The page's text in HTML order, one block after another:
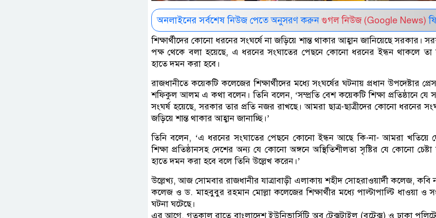
অনলাইনের সর্বশেষ নিউজ পেতে অনুসরণ করুন গুগল নিউজ (Google News)
শিক্ষার্থীদের কোনো ধরনের সংঘর্ষে না জড়িয়ে শান্ত থাকার আহ্বান জানিয়েছে সরকার।
পক্ষ থেকে বলা হয়েছে, এ ধরনের সংঘাতের পেছনে কোনো ধরনের ইন্ধন থাকলে
হাতে দমন করা হবে।
রাজধানীতে কয়েকটি কলেজের শিক্ষার্থীদের মধ্যে সংঘর্ষের ঘটনায় প্রধান উপদেষ্টার
শফিকুল আলম এ কথা বলেন। তিনি বলেন, ‘সম্প্রতি বেশ কয়েকটি শিক্ষা প্রতিষ্ঠানে যে
সংঘর্ষ হয়েছে, সরকার তার প্রতি নজর রাখছে। আমরা ছাত্র-ছাত্রীদের কোনো ধরনের
জড়িয়ে শান্ত থাকার আহ্বান জানাচ্ছি।’
তিনি বলেন, ‘এ ধরনের সংঘাতের পেছনে কোনো ইন্ধন আছে কি-না- আমরা খতিয়ে
শিক্ষা প্রতিষ্ঠানসহ দেশের অন্য যে কোনো অঙ্গনে অস্থিতিশীলতা সৃষ্টির যে কোনো
হাতে দমন করা হবে বলে তিনি উল্লেখ করেন।’
উল্লেখ্য, আজ সোমবার রাজধানীর যাত্রাবাড়ী এলাকায় শহীদ সোহরাওয়ার্দী কলেজ,
কলেজ ও ড. মাহবুবুর রহমান মোল্লা কলেজের শিক্ষার্থীর মধ্যে পাল্টাপাল্টি ধাওয়া ও
ঘটনা ঘটেছে।
এর আগে, গতকাল রাতে বাংলাদেশ ইউনিভার্সিটি অব টেক্সটাইল (বুটেক্স) ও ঢাকা